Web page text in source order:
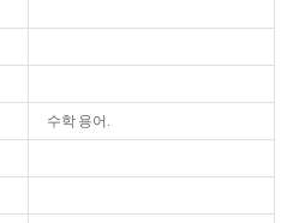
수학 용어.